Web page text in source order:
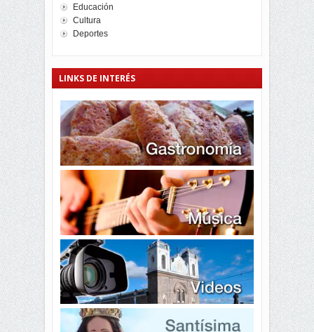
Educación
Cultura
Deportes
LINKS DE INTERÉS